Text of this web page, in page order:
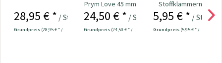
28,95 € * / Stück
Grundpreis (28,95 € * / 1 Stück)
Prym Love 45 mm
24,50 € * / Stück
Grundpreis (24,50 € * / 1 Stück)
Stoffklammern
klein - 20 Stück
5,95 € * / Stück
Grundpreis (5,95 € * / 1 Stück)